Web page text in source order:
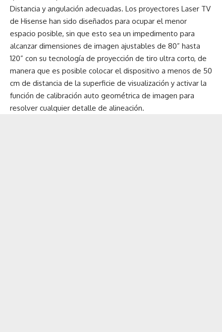
Distancia y angulación adecuadas. Los proyectores Laser TV
de Hisense han sido diseñados para ocupar el menor
espacio posible, sin que esto sea un impedimento para
alcanzar dimensiones de imagen ajustables de 80” hasta
120” con su tecnología de proyección de tiro ultra corto, de
manera que es posible colocar el dispositivo a menos de 50
cm de distancia de la superficie de visualización y activar la
función de calibración auto geométrica de imagen para
resolver cualquier detalle de alineación.